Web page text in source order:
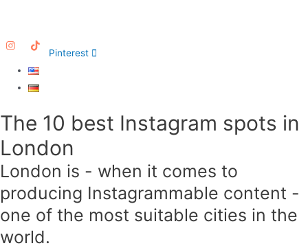
Pinterest
The 10 best Instagram spots in
London
London is - when it comes to
producing Instagrammable content -
one of the most suitable cities in the
world.